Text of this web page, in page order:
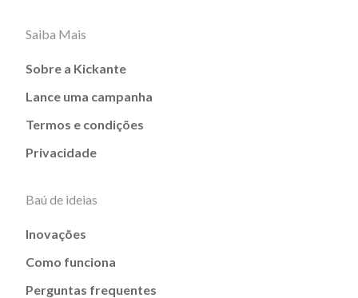
Saiba Mais
Sobre a Kickante
Lance uma campanha
Termos e condições
Privacidade
Baú de ideias
Inovações
Como funciona
Perguntas frequentes